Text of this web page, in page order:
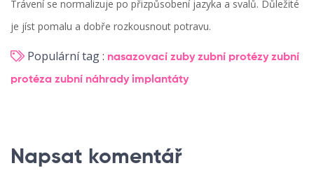
Trávení se normalizuje po přizpůsobení jazyka a svalů. Důležité
je jíst pomalu a dobře rozkousnout potravu.
Populární tag : nasazovací zuby zubní protézy zubní
protéza zubní náhrady implantáty
Napsat komentář